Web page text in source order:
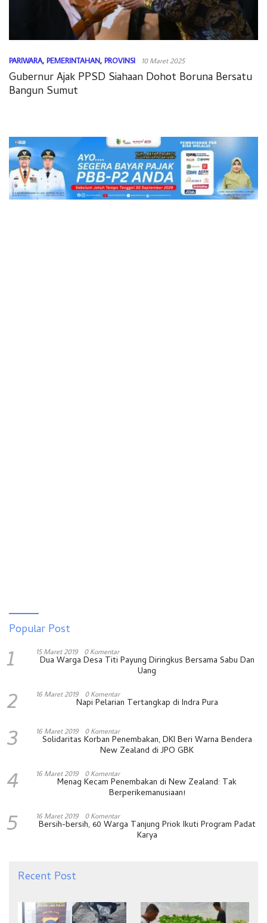
PARIWARA, PEMERINTAHAN, PROVINSI 10 Maret 2025
Gubernur Ajak PPSD Siahaan Dohot Boruna Bersatu
Bangun Sumut
Popular Post
1 15 Maret 2019 0 Komentar
Dua Warga Desa Titi Payung Diringkus Bersama Sabu Dan
Uang
2 16 Maret 2019 0 Komentar
Napi Pelarian Tertangkap di Indra Pura
3 16 Maret 2019 0 Komentar
Solidaritas Korban Penembakan, DKI Beri Warna Bendera
New Zealand di JPO GBK
4 16 Maret 2019 0 Komentar
Menag Kecam Penembakan di New Zealand: Tak
Berperikemanusiaan!
5 16 Maret 2019 0 Komentar
Bersih-bersih, 60 Warga Tanjung Priok Ikuti Program Padat
Karya
Recent Post